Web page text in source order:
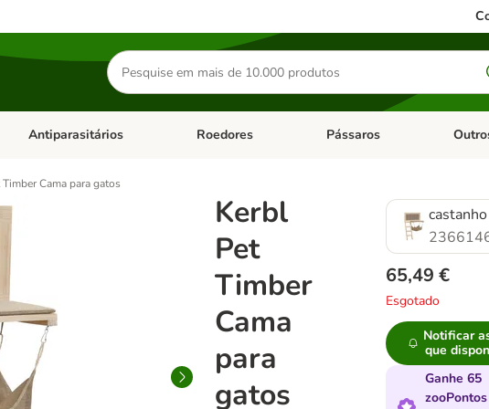
Pesquisar
produtos
Gatos
Abrir menu de categoria: Dieta Vet.
Antiparasitários Abrir menu de categoria: Antiparasitários
Roedores Abrir menu de categoria:
Pássaros Abrir
Cama para gatos
Kerbl
Pet
Timber
Cama
para
gatos
castanho
65,49 €
Esgotado
Notificar
que
Ganhe 65
zooPontos